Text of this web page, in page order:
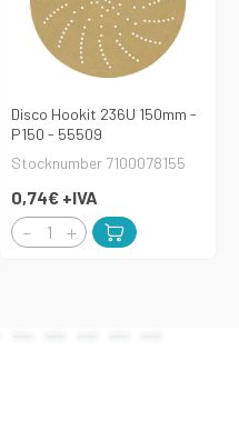
Disco Hookit 236U 150mm -
P150 - 55509
Stocknumber 7100078155
0,74€ +IVA